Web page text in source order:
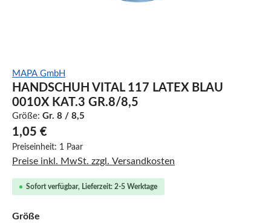
MAPA GmbH
HANDSCHUH VITAL 117 LATEX BLAU
0010X KAT.3 GR.8/8,5
Größe: Gr. 8 / 8,5
1,05 €
Preiseinheit: 1 Paar
Preise inkl. MwSt. zzgl. Versandkosten
Sofort verfügbar, Lieferzeit: 2-5 Werktage
Größe